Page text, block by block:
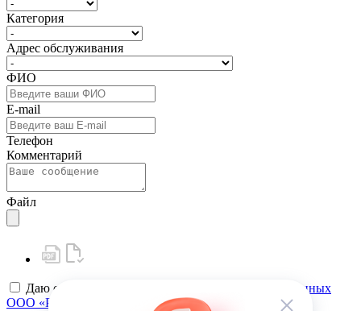
Категория
Адрес обслуживания
ФИО
E-mail
Телефон
Комментарий
Файл
Даю своё
согласие на обработку персональных данных
ООО «РК-Сервис»